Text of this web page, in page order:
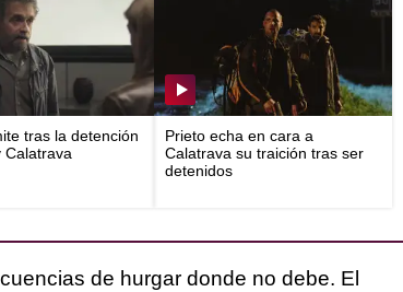
tras la detención
Calatrava
Prieto echa en cara a
Calatrava su traición tras ser
detenidos
de hurgar donde no debe. El